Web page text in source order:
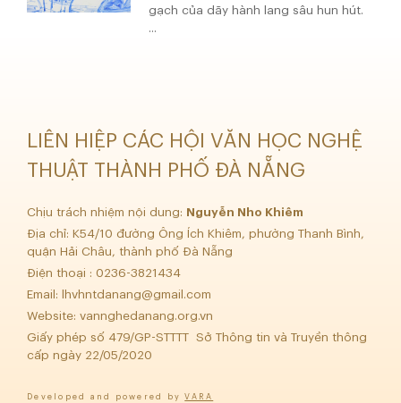
gạch của dãy hành lang sâu hun hút.
...
LIÊN HIỆP CÁC HỘI VĂN HỌC NGHỆ
THUẬT THÀNH PHỐ ĐÀ NẴNG
Chịu trách nhiệm nội dung: Nguyễn Nho Khiêm
Địa chỉ: K54/10 đường Ông Ích Khiêm, phường Thanh Bình,
quận Hải Châu, thành phố Đà Nẵng
Điện thoại : 0236-3821434
Email:
lhvhntdanang@gmail.com
Website: vannghedanang.org.vn
Giấy phép số 479/GP-STTTT Sở Thông tin và Truyền thông
cấp ngày 22/05/2020
Developed and powered byVARA